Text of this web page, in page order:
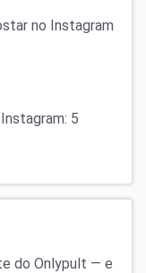
no Instagram
5
do Onlypult — e